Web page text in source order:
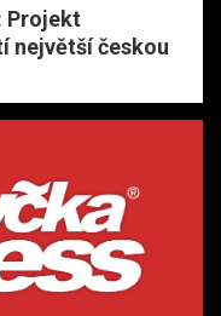
Projekt
největší českou